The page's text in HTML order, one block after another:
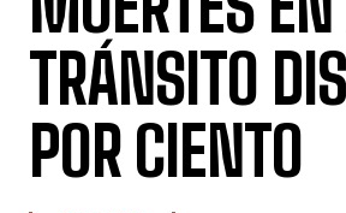
TRÁNSITO
POR CIENTO